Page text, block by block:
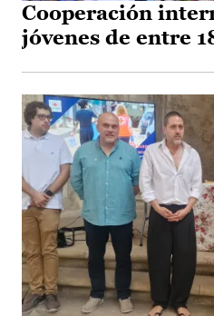
Cooperación
jóvenes de entre